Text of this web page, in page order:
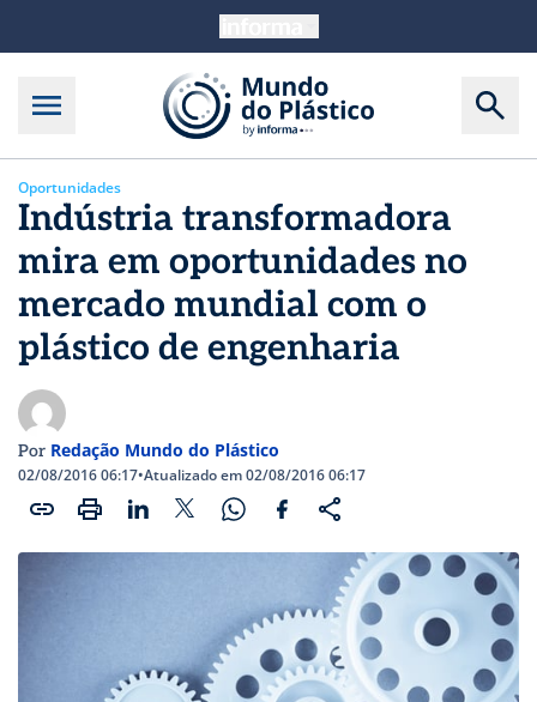
Oportunidades
Indústria transformadora
mira em oportunidades no
mercado mundial com o
plástico de engenharia
Por Redação Mundo do Plástico
02/08/2016 06:17•Atualizado em 02/08/2016 06:17